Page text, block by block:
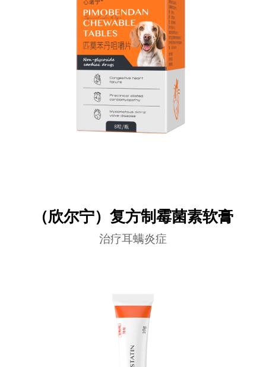
（欣尔宁）复方制霉菌素软膏
治疗耳螨炎症